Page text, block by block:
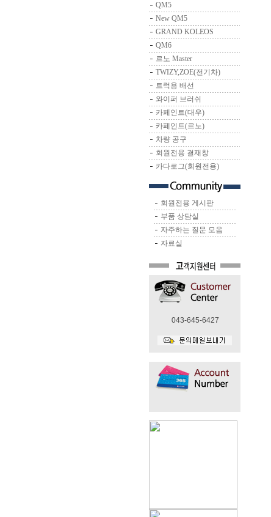
QM5
New QM5
GRAND KOLEOS
QM6
르노 Master
TWIZY,ZOE(전기차)
트럭용 배선
와이퍼 브러쉬
카페인트(대우)
카페인트(르노)
차량 공구
회원전용 결재창
카다로그(회원전용)
회원전용 게시판
부품 상담실
자주하는 질문 모음
자료실
043-645-6427